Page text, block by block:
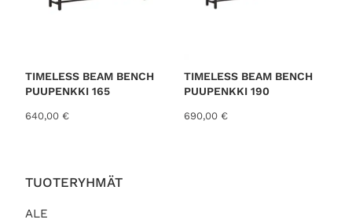
TUOTERYHMÄT
ALE
TIMELESS BEAM BENCH
PUUPENKKI 165
640,00 €
TIMELESS BEAM BENCH
PUUPENKKI 190
690,00 €